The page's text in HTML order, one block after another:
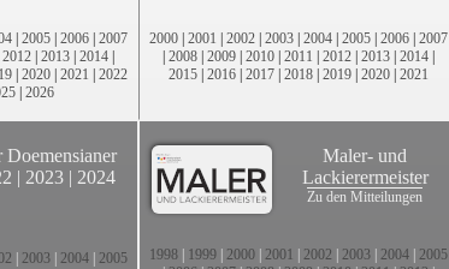
| 2005 | 2006 | 2007
2012 | 2013 | 2014 |
| 2020 | 2021 | 2022
| 2026
2000 | 2001 | 2002 | 2003 | 2004 | 2005 | 2006 | 2007
| 2008 | 2009 | 2010 | 2011 | 2012 | 2013 | 2014 |
2015 | 2016 | 2017 | 2018 | 2019 | 2020 | 2021
Doemensianer
| 2023 | 2024
2003 2004 2005
Maler- und
Lackierermeister
Zu den Mitteilungen
1998 1999 2000 2001 2002 2003 2004 2005